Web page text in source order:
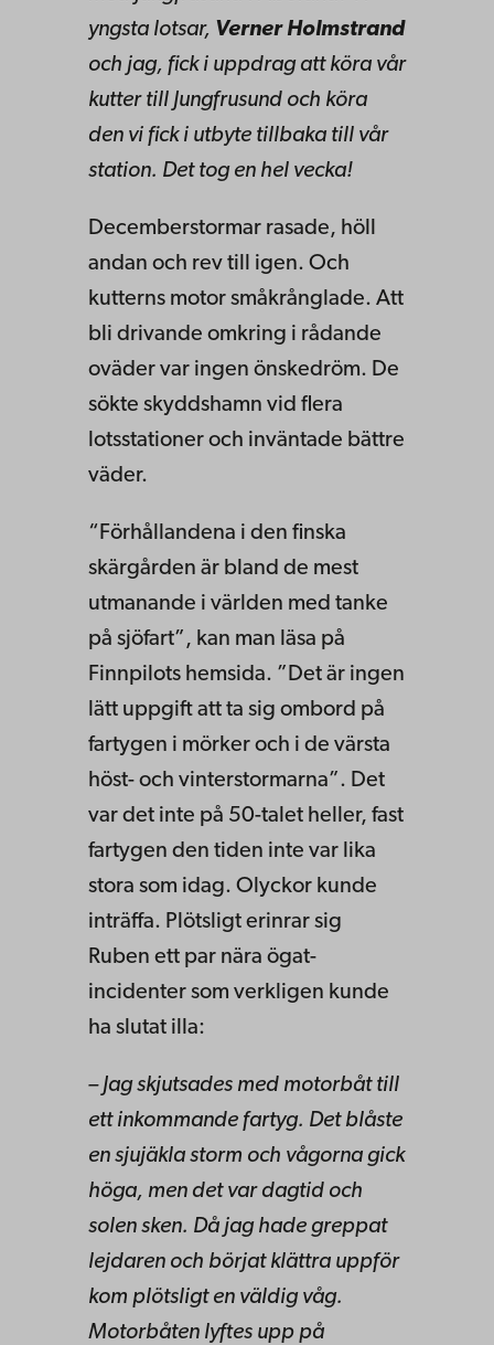
yngsta lotsar, Verner Holmstrand
och jag, fick i uppdrag att köra vår
kutter till Jungfrusund och köra
den vi fick i utbyte tillbaka till vår
station. Det tog en hel vecka!
Decemberstormar rasade, höll
andan och rev till igen. Och
kutterns motor småkrånglade. Att
bli drivande omkring i rådande
oväder var ingen önskedröm. De
sökte skyddshamn vid flera
lotsstationer och inväntade bättre
väder.
“Förhållandena i den finska
skärgården är bland de mest
utmanande i världen med tanke
på sjöfart”, kan man läsa på
Finnpilots hemsida. ”Det är ingen
lätt uppgift att ta sig ombord på
fartygen i mörker och i de värsta
höst- och vinterstormarna”. Det
var det inte på 50-talet heller, fast
fartygen den tiden inte var lika
stora som idag. Olyckor kunde
inträffa. Plötsligt erinrar sig
Ruben ett par nära ögat-
incidenter som verkligen kunde
ha slutat illa:
– Jag skjutsades med motorbåt till
ett inkommande fartyg. Det blåste
en sjujäkla storm och vågorna gick
höga, men det var dagtid och
solen sken. Då jag hade greppat
lejdaren och börjat klättra uppför
kom plötsligt en väldig våg.
Motorbåten lyftes upp på